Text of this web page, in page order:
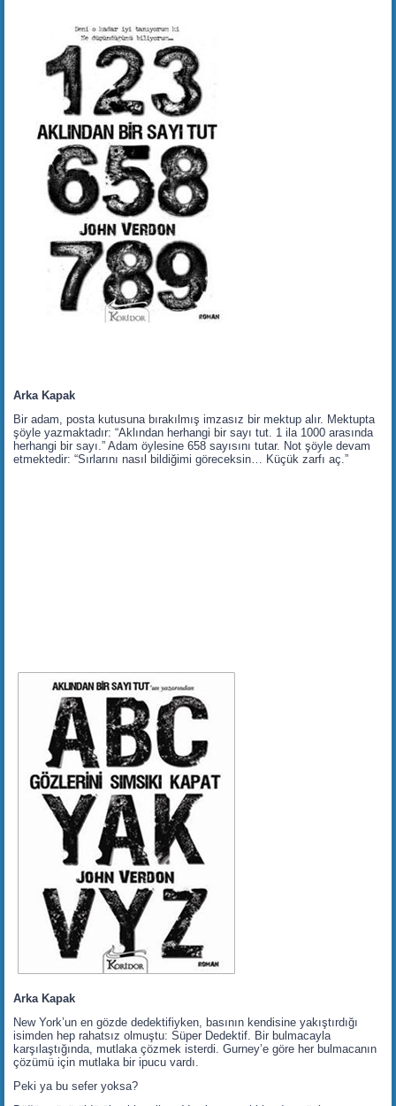
Arka Kapak
Bir adam, posta kutusuna bırakılmış imzasız bir mektup alır. Mektupta
şöyle yazmaktadır: “Aklından herhangi bir sayı tut. 1 ila 1000 arasında
herhangi bir sayı.” Adam öylesine 658 sayısını tutar. Not şöyle devam
etmektedir: “Sırlarını nasıl bildiğimi göreceksin… Küçük zarfı aç.”
Arka Kapak
New York’un en gözde dedektifiyken, basının kendisine yakıştırdığı
isimden hep rahatsız olmuştu: Süper Dedektif. Bir bulmacayla
karşılaştığında, mutlaka çözmek isterdi. Gurney’e göre her bulmacanın
çözümü için mutlaka bir ipucu vardı.
Peki ya bu sefer yoksa?